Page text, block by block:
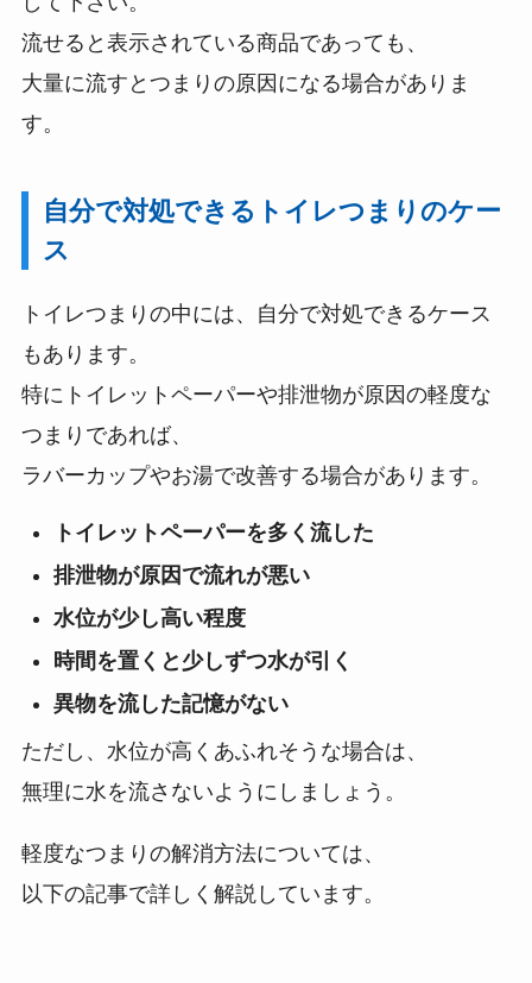
流せると表示されている商品であっても、
大量に流すとつまりの原因になる場合がありま
す。
自分で対処できるトイレつまりのケー
ス
トイレつまりの中には、自分で対処できるケース
もあります。
特にトイレットペーパーや排泄物が原因の軽度な
つまりであれば、
ラバーカップやお湯で改善する場合があります。
トイレットペーパーを多く流した
排泄物が原因で流れが悪い
水位が少し高い程度
時間を置くと少しずつ水が引く
異物を流した記憶がない
ただし、水位が高くあふれそうな場合は、
無理に水を流さないようにしましょう。
軽度なつまりの解消方法については、
以下の記事で詳しく解説しています。